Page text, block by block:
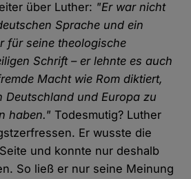
über Luther: "Er war nicht
Sprache und ein
für seine theologische
Schrift – er lehnte es auch
Macht wie Rom diktiert,
Deutschland und Europa zu
haben." Todesmutig? Luther
Er wusste die
und konnte nur deshalb
So ließ er nur seine Meinung